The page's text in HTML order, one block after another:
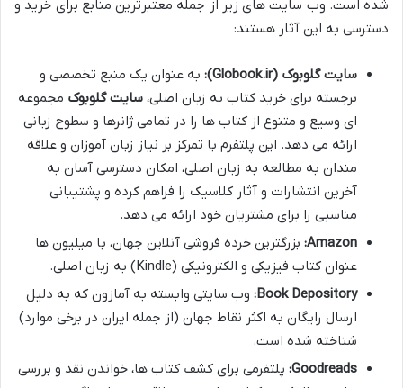
شده است. وب سایت های زیر از جمله معتبرترین منابع برای خرید و
دسترسی به این آثار هستند:
سایت گلوبوک (Globook.ir):
به عنوان یک منبع تخصصی و
برجسته برای خرید کتاب به زبان اصلی، سایت گلوبوک مجموعه
ای وسیع و متنوع از کتاب ها را در تمامی ژانرها و سطوح زبانی
ارائه می دهد. این پلتفرم با تمرکز بر نیاز زبان آموزان و علاقه
مندان به مطالعه به زبان اصلی، امکان دسترسی آسان به
آخرین انتشارات و آثار کلاسیک را فراهم کرده و پشتیبانی
مناسبی را برای مشتریان خود ارائه می دهد.
Amazon: بزرگترین خرده فروشی آنلاین جهان، با میلیون ها
عنوان کتاب فیزیکی و الکترونیکی (Kindle) به زبان اصلی.
Book Depository: وب سایتی وابسته به آمازون که به دلیل
ارسال رایگان به اکثر نقاط جهان (از جمله ایران در برخی موارد)
شناخته شده است.
Goodreads: پلتفرمی برای کشف کتاب ها، خواندن نقد و بررسی